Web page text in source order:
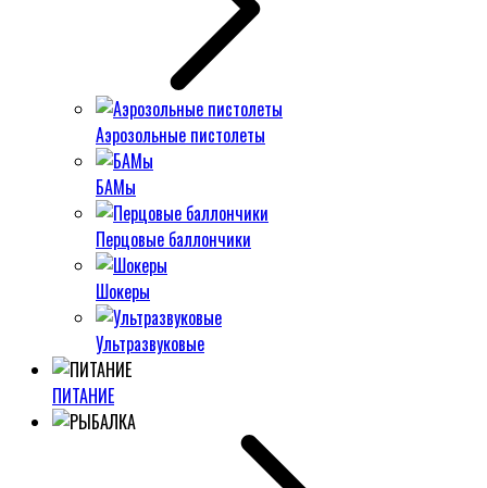
Аэрозольные пистолеты
БАМы
Перцовые баллончики
Шокеры
Ультразвуковые
ПИТАНИЕ